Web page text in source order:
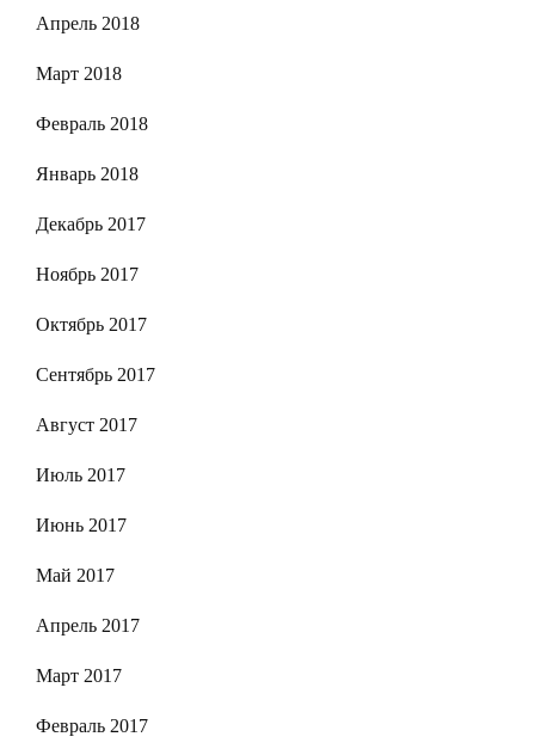
Апрель 2018
Март 2018
Февраль 2018
Январь 2018
Декабрь 2017
Ноябрь 2017
Октябрь 2017
Сентябрь 2017
Август 2017
Июль 2017
Июнь 2017
Май 2017
Апрель 2017
Март 2017
Февраль 2017